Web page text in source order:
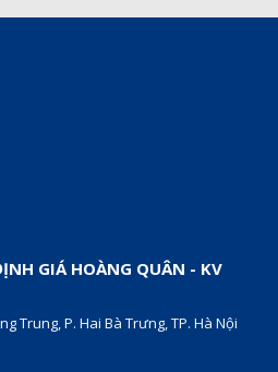
GIÁ HOÀNG QUÂN - KV
Trung, P. Hai Bà Trưng, TP. Hà Nội